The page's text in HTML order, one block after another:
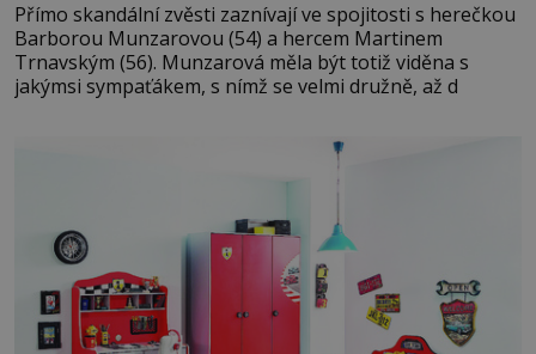
Přímo skandální zvěsti zaznívají ve spojitosti s herečkou
Barborou Munzarovou (54) a hercem Martinem
Trnavským (56). Munzarová měla být totiž viděna s
jakýmsi sympaťákem, s nímž se velmi družně, až d